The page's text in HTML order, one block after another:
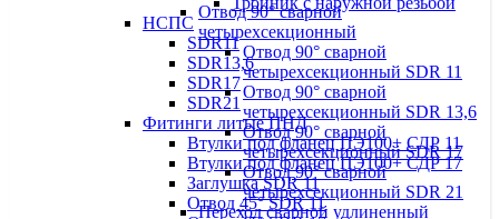
НСПС
SDR11
SDR13,6
SDR17
SDR21
Фитинги литые ПНД
Втулки под фланец ПЭ100+ СДР 11
Втулки под фланец ПЭ100+ СДР 17
Заглушка SDR 11
Отвод 45° SDR 11
Отвод 90° сварной
четырехсекционный
Отвод 90° сварной
четырехсекционный SDR 11
Отвод 90° сварной
четырехсекционный SDR 13,6
Отвод 90° сварной
четырехсекционный SDR 17
Отвод 90° сварной
четырехсекционный SDR 21
Переход сварной удлиненный